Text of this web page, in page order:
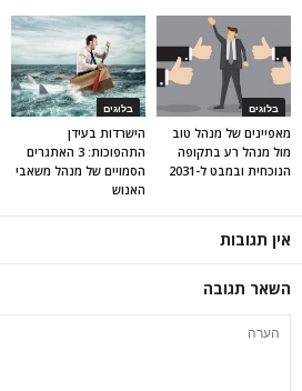
בלוגים
הישרדות בעידן
התהפוכות: 3 האתגרים
הסמויים של מנהל משאבי
האנוש
בלוגים
מאפיינים של מנהל טוב
מול מנהל רע בתקופה
הנוכחית ובמבט ל-2031
אין תגובות
השאר תגובה